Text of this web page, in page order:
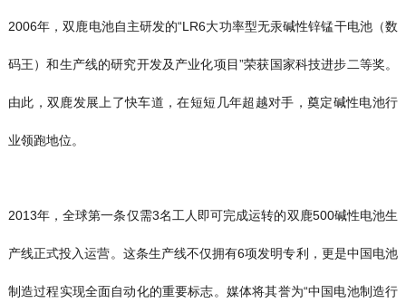
2006年，双鹿电池自主研发的“LR6大功率型无汞碱性锌锰干电池（数
码王）和生产线的研究开发及产业化项目”荣获国家科技进步二等奖。
由此，双鹿发展上了快车道，在短短几年超越对手，奠定碱性电池行
业领跑地位。
2013年，全球第一条仅需3名工人即可完成运转的双鹿500碱性电池生
产线正式投入运营。这条生产线不仅拥有6项发明专利，更是中国电池
制造过程实现全面自动化的重要标志。媒体将其誉为“中国电池制造行